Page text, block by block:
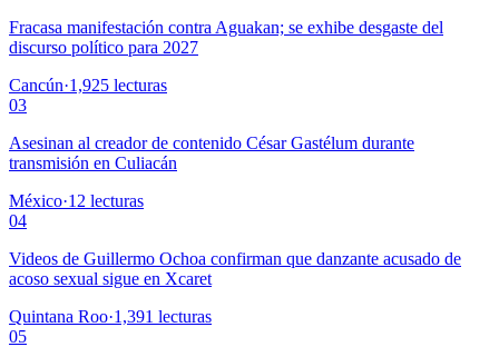
Fracasa manifestación contra Aguakan; se exhibe desgaste del
discurso político para 2027
Cancún·1,925 lecturas
03
Asesinan al creador de contenido César Gastélum durante
transmisión en Culiacán
México·12 lecturas
04
Videos de Guillermo Ochoa confirman que danzante acusado de
acoso sexual sigue en Xcaret
Quintana Roo·1,391 lecturas
05